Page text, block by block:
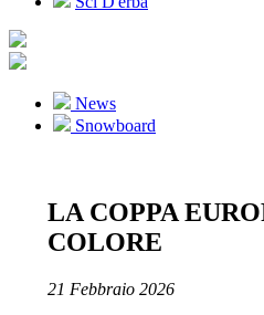
News
Snowboard
LA COPPA
COLORE
21 Febbraio 2026